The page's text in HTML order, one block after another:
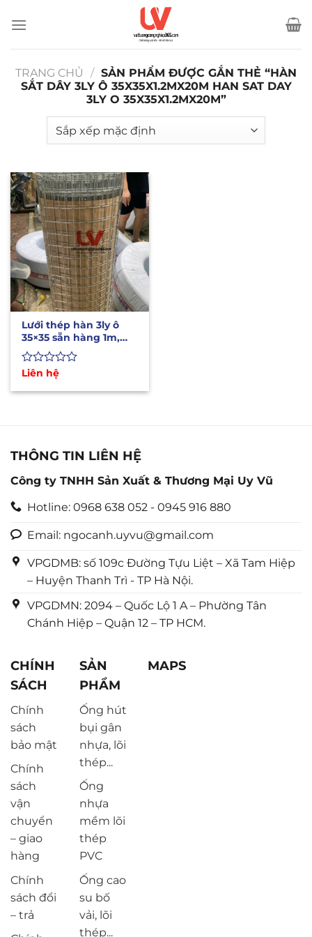
qua
TRANG CHỦ
/ SẢN PHẨM ĐƯỢC GẮN THẺ “HÀN
SẮT DÂY 3LY Ô 35X35X1.2MX20M HAN SAT DAY
3LY O 35X35X1.2MX20M”
Lưới thép hàn 3ly ô
35×35 sẵn hàng 1m,
1m2, 1m5 dài 20m
Được
hạng
Liên hệ
THÔNG TIN LIÊN HỆ
Công ty TNHH Sản Xuất & Thương Mại Uy Vũ
Hotline: 0968 638 052 - 0945 916 880
Email: ngocanh.uyvu@gmail.com
VPGDMB: số 109c Đường Tựu Liệt – Xã Tam Hiệp
– Huyện Thanh Trì - TP Hà Nội.
VPGDMN: 2094 – Quốc Lộ 1 A – Phường Tân
Chánh Hiệp – Quận 12 – TP HCM.
CHÍNH
SÁCH
Chính
sách
bảo mật
Chính
sách
vận
chuyển
– giao
hàng
Chính
sách đổi
– trả
SẢN
PHẨM
Ống hút
bụi gân
nhựa, lõi
thép...
Ống
nhựa
mềm lõi
thép
PVC
Ống cao
su bố
vải, lõi
thép...
MAPS